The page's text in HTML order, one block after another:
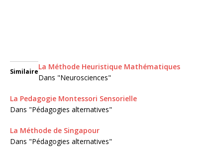
Similaire
La Méthode Heuristique Mathématiques
Dans "Neurosciences"
La Pedagogie Montessori Sensorielle
Dans "Pédagogies alternatives"
La Méthode de Singapour
Dans "Pédagogies alternatives"